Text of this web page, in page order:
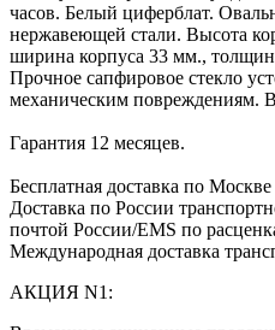
часов. Белый циферблат.
нержавеющей стали. Высота
ширина корпуса 33 мм.,
Прочное сапфировое стекло
механическим повреждениям.
Гарантия 12 месяцев.
Бесплатная доставка по
Доставка по России
почтой России/EMS по
Международная доставка
АКЦИЯ N1: